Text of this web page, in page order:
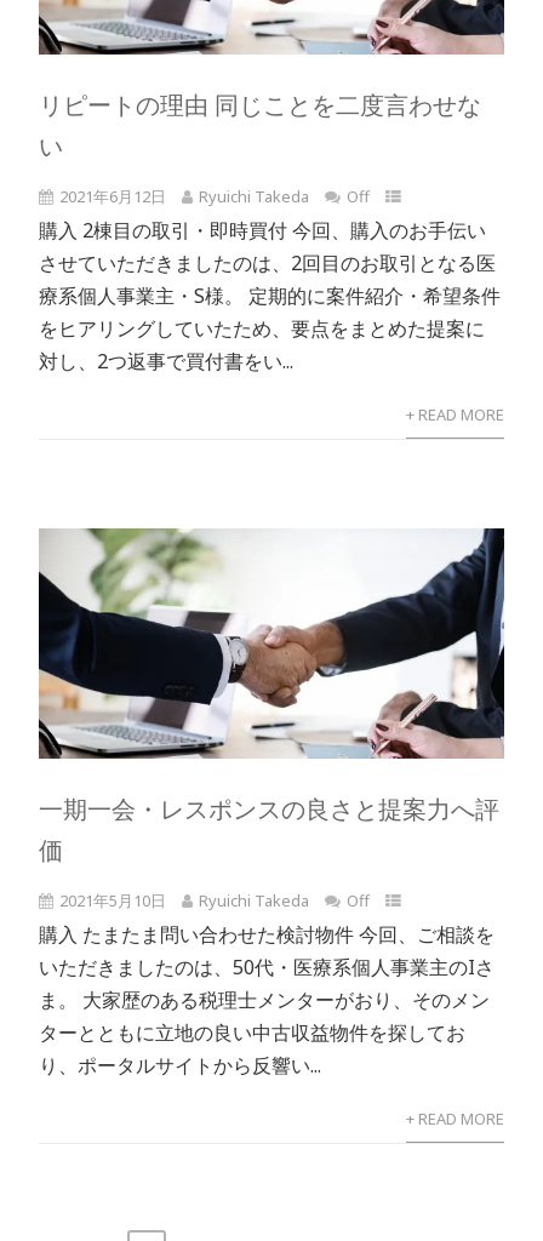
リピートの理由 同じことを二度言わせな
い
2021年6月12日 Ryuichi Takeda Off
購入 2棟目の取引・即時買付 今回、購入のお手伝い
させていただきましたのは、2回目のお取引となる医
療系個人事業主・S様。 定期的に案件紹介・希望条件
をヒアリングしていたため、要点をまとめた提案に
対し、2つ返事で買付書をい...
+ READ MORE
一期一会・レスポンスの良さと提案力へ評
価
2021年5月10日 Ryuichi Takeda Off
購入 たまたま問い合わせた検討物件 今回、ご相談を
いただきましたのは、50代・医療系個人事業主のIさ
ま。 大家歴のある税理士メンターがおり、そのメン
ターとともに立地の良い中古収益物件を探してお
り、ポータルサイトから反響い...
+ READ MORE